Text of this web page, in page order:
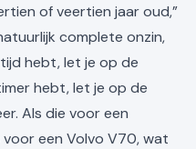
of veertien jaar oud,”
complete onzin,
hebt, let je op de
hebt, let je op de
Als die voor een
een Volvo V70, wat